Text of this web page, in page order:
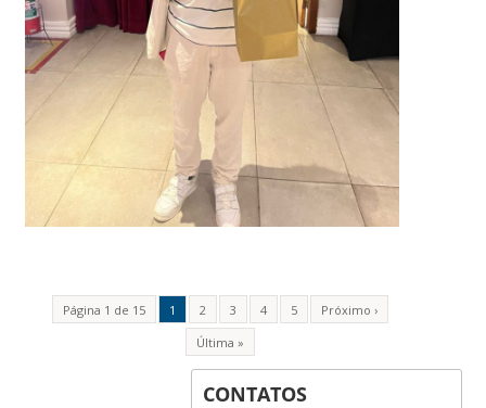
Página 1 de 15 1 2 3 4 5
Próximo ›
Última »
CONTATOS